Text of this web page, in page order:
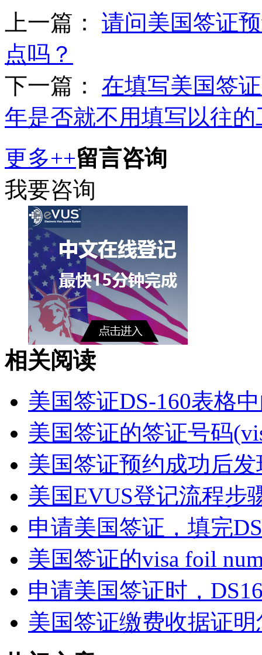
上一篇： 请问美国签证
点吗？
下一篇： 在填写美国签
年是否就不用填写以往
更多++留言咨询
我要咨询
相关阅读
美国签证DS-160表格
美国签证的签证号码
美国签证预约成功后
美国EVUS登记流程步
申请美国签证，填完
美国签证的visa foil
申请美国签证时，
美国签证缴费收据证